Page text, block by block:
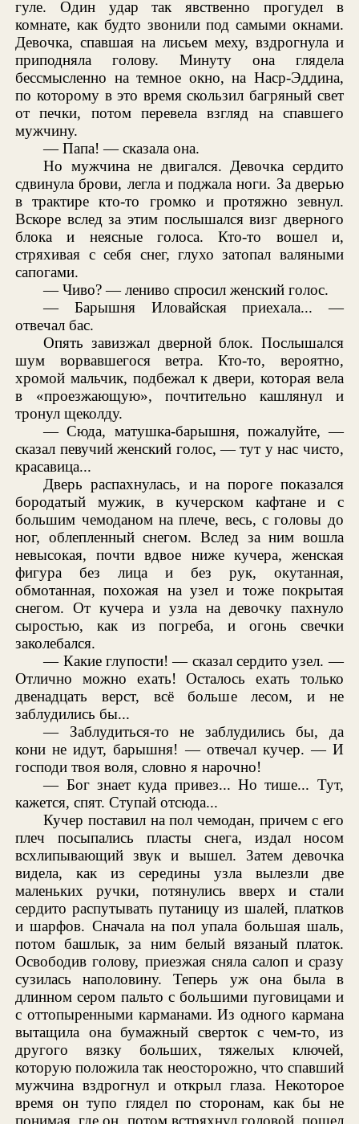
гуле. Один удар так явственно прогудел в
комнате, как будто звонили под самыми окнами.
Девочка, спавшая на лисьем меху, вздрогнула и
приподняла голову. Минуту она глядела
бессмысленно на темное окно, на Наср-Эддина,
по которому в это время скользил багряный свет
от печки, потом перевела взгляд на спавшего
мужчину.
— Папа! — сказала она.
Но мужчина не двигался. Девочка сердито
сдвинула брови, легла и поджала ноги. За дверью
в трактире кто-то громко и протяжно зевнул.
Вскоре вслед за этим послышался визг дверного
блока и неясные голоса. Кто-то вошел и,
стряхивая с себя снег, глухо затопал валяными
сапогами.
— Чиво? — лениво спросил женский голос.
— Барышня Иловайская приехала... —
отвечал бас.
Опять завизжал дверной блок. Послышался
шум ворвавшегося ветра. Кто-то, вероятно,
хромой мальчик, подбежал к двери, которая вела
в «проезжающую», почтительно кашлянул и
тронул щеколду.
— Сюда, матушка-барышня, пожалуйте, —
сказал певучий женский голос, — тут у нас чисто,
красавица...
Дверь распахнулась, и на пороге показался
бородатый мужик, в кучерском кафтане и с
большим чемоданом на плече, весь, с головы до
ног, облепленный снегом. Вслед за ним вошла
невысокая, почти вдвое ниже кучера, женская
фигура без лица и без рук, окутанная,
обмотанная, похожая на узел и тоже покрытая
снегом. От кучера и узла на девочку пахнуло
сыростью, как из погреба, и огонь свечки
заколебался.
— Какие глупости! — сказал сердито узел. —
Отлично можно ехать! Осталось ехать только
двенадцать верст, всё больше лесом, и не
заблудились бы...
— Заблудиться-то не заблудились бы, да
кони не идут, барышня! — отвечал кучер. — И
господи твоя воля, словно я нарочно!
— Бог знает куда привез... Но тише... Тут,
кажется, спят. Ступай отсюда...
Кучер поставил на пол чемодан, причем с его
плеч посыпались пласты снега, издал носом
всхлипывающий звук и вышел. Затем девочка
видела, как из середины узла вылезли две
маленьких ручки, потянулись вверх и стали
сердито распутывать путаницу из шалей, платков
и шарфов. Сначала на пол упала большая шаль,
потом башлык, за ним белый вязаный платок.
Освободив голову, приезжая сняла салоп и сразу
сузилась наполовину. Теперь уж она была в
длинном сером пальто с большими пуговицами и
с оттопыренными карманами. Из одного кармана
вытащила она бумажный сверток с чем-то, из
другого вязку больших, тяжелых ключей,
которую положила так неосторожно, что спавший
мужчина вздрогнул и открыл глаза. Некоторое
время он тупо глядел по сторонам, как бы не